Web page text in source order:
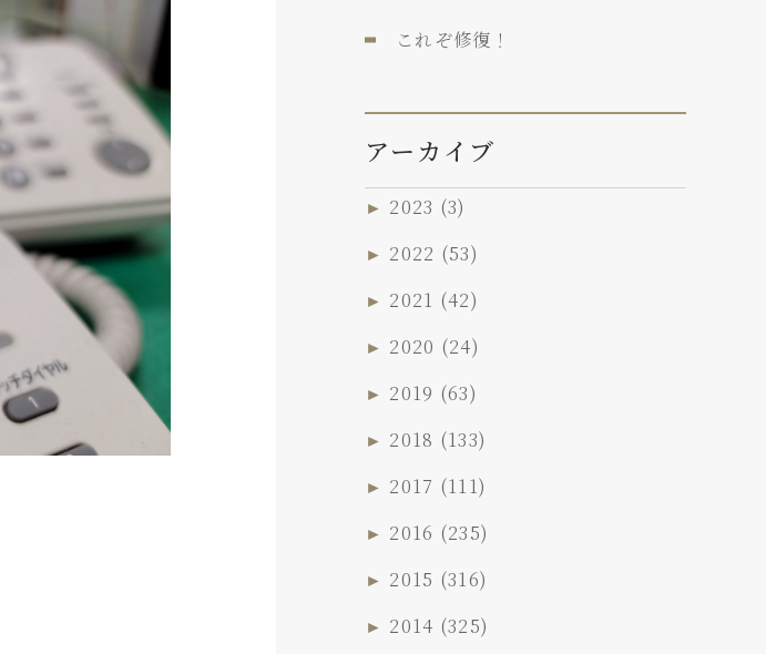
これぞ修復！
アーカイブ
► 2023 (3)
► 2022 (53)
► 2021 (42)
► 2020 (24)
► 2019 (63)
► 2018 (133)
► 2017 (111)
► 2016 (235)
► 2015 (316)
► 2014 (325)